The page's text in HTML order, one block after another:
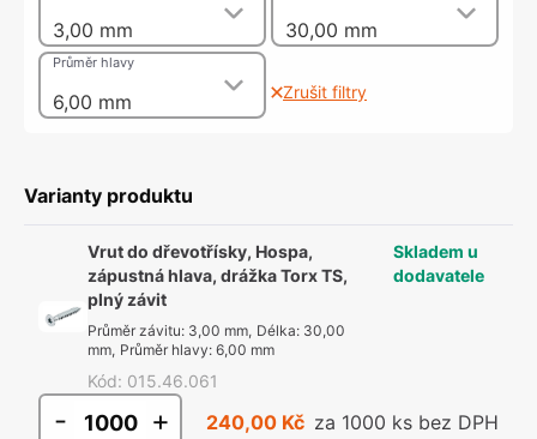
3,00 mm 30,00 mm
6,00 mm
Průměr hlavy
Zrušit filtry
Varianty produktu
Vrut do dřevotřísky, Hospa,
zápustná hlava, drážka Torx TS,
plný závit
Průměr závitu: 3,00 mm, Délka: 30,00
mm, Průměr hlavy:6,00 mm
Kód: 015.46.061
Skladem u
dodavatele
- + 240,00 Kč za 1000 ks bez DPH